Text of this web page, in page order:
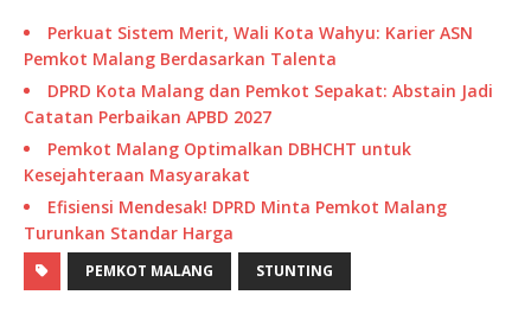
Perkuat Sistem Merit, Wali Kota Wahyu: Karier ASN
Pemkot Malang Berdasarkan Talenta
DPRD Kota Malang dan Pemkot Sepakat: Abstain Jadi
Catatan Perbaikan APBD 2027
Pemkot Malang Optimalkan DBHCHT untuk
Kesejahteraan Masyarakat
Efisiensi Mendesak! DPRD Minta Pemkot Malang
Turunkan Standar Harga
PEMKOT MALANG STUNTING